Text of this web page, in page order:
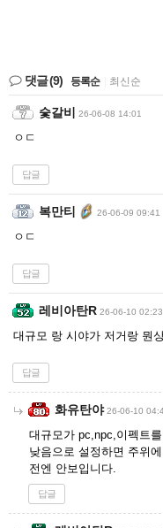
댓글(9) 등록순 최신순
숯갈비 26-06-08 14:01
ㅇㄷ
답글
복만티 26-06-09 09:41
ㅇㄷ
답글
레비아탄R 26-06-10 02:23
대규모 랑 시야가 저거랑 뭔
답글
화유탄야 26-06-10
대규모가 pc,npc,이펙트
낮음으로 설정하면 주위
전엔 안보입니다.
답글